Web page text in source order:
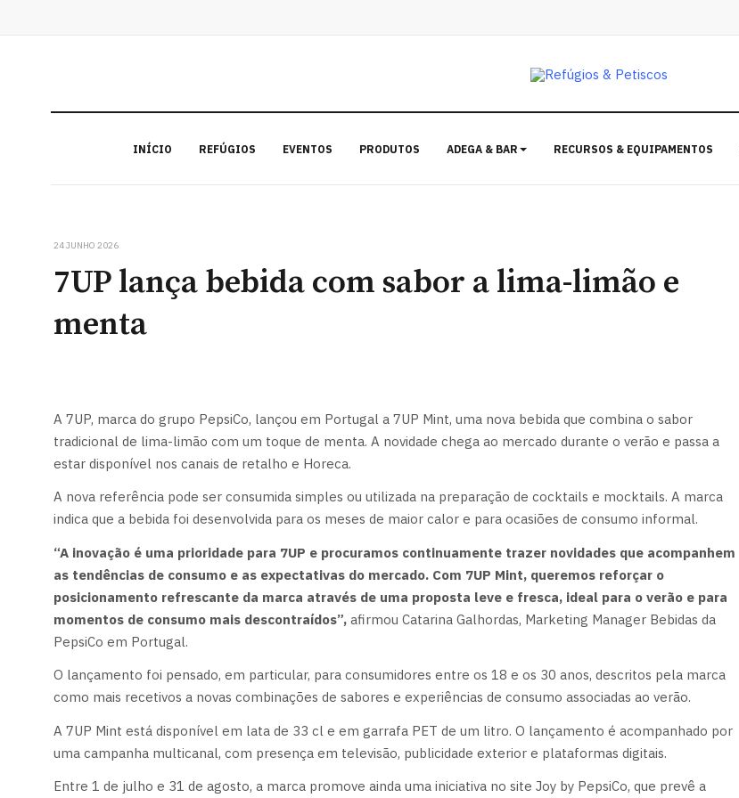
INÍCIO REFÚGIOS EVENTOS PRODUTOS ADEGA & BAR RECURSOS & EQUIPAMENTOS
24 JUNHO 2026
7UP lança bebida com sabor a lima-limão e
menta
A 7UP, marca do grupo PepsiCo, lançou em Portugal a 7UP Mint, uma nova bebida que combina o sabor
tradicional de lima-limão com um toque de menta. A novidade chega ao mercado durante o verão e passa a
estar disponível nos canais de retalho e Horeca.
A nova referência pode ser consumida simples ou utilizada na preparação de cocktails e mocktails. A marca
indica que a bebida foi desenvolvida para os meses de maior calor e para ocasiões de consumo informal.
“A inovação é uma prioridade para 7UP e procuramos continuamente trazer novidades que acompanhem
as tendências de consumo e as expectativas do mercado. Com 7UP Mint, queremos reforçar o
posicionamento refrescante da marca através de uma proposta leve e fresca, ideal para o verão e para
momentos de consumo mais descontraídos”, afirmou Catarina Galhordas, Marketing Manager Bebidas da
PepsiCo em Portugal.
O lançamento foi pensado, em particular, para consumidores entre os 18 e os 30 anos, descritos pela marca
como mais recetivos a novas combinações de sabores e experiências de consumo associadas ao verão.
A 7UP Mint está disponível em lata de 33 cl e em garrafa PET de um litro. O lançamento é acompanhado por
uma campanha multicanal, com presença em televisão, publicidade exterior e plataformas digitais.
Entre 1 de julho e 31 de agosto, a marca promove ainda uma iniciativa no site Joy by PepsiCo, que prevê a